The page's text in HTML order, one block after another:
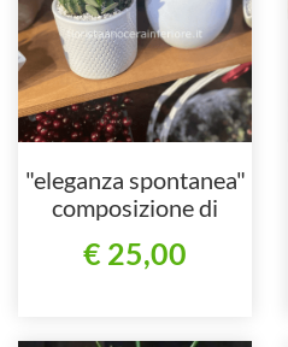
"eleganza spontanea"
composizione di
ceramica
€ 25,00